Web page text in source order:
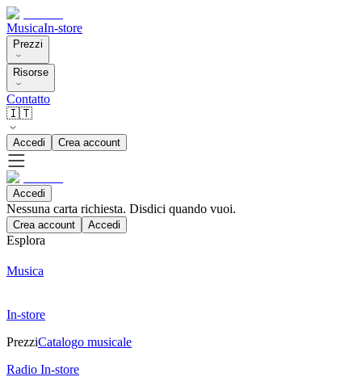
MusicaIn-store
Prezzi
Risorse
Contatto
🇮🇹
Accedi Crea account
Accedi
Nessuna carta richiesta. Disdici quando vuoi.
Crea account Accedi
Esplora
Musica
In-store
PrezziCatalogo musicale
Radio In-store